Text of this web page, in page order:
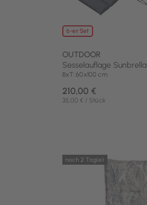
6-er Set
OUTDOOR
Sesselauflage Sunbrella
BxT: 60x100 cm
210,00 €
35,00 € / Stück
noch 2 Tag(e)